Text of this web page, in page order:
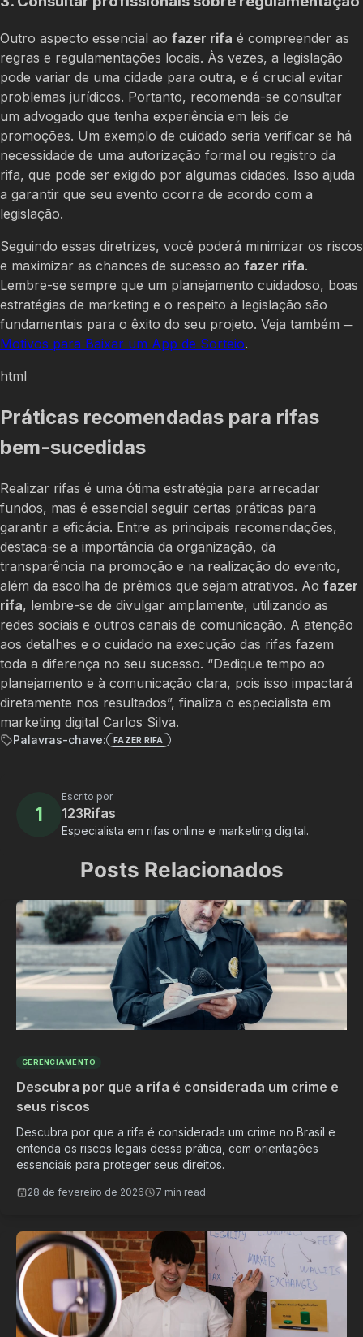
Outro aspecto essencial ao fazer rifa é compreender as
regras e regulamentações locais. Às vezes, a legislação
pode variar de uma cidade para outra, e é crucial evitar
problemas jurídicos. Portanto, recomenda-se consultar
um advogado que tenha experiência em leis de
promoções. Um exemplo de cuidado seria verificar se há
necessidade de uma autorização formal ou registro da
rifa, que pode ser exigido por algumas cidades. Isso ajuda
a garantir que seu evento ocorra de acordo com a
legislação.
Seguindo essas diretrizes, você poderá minimizar os riscos
e maximizar as chances de sucesso ao fazer rifa.
Lembre-se sempre que um planejamento cuidadoso, boas
estratégias de marketing e o respeito à legislação são
fundamentais para o êxito do seu projeto. Veja também ─
Motivos para Baixar um App de Sorteio.
html
Práticas recomendadas para rifas
bem-sucedidas
Realizar rifas é uma ótima estratégia para arrecadar
fundos, mas é essencial seguir certas práticas para
garantir a eficácia. Entre as principais recomendações,
destaca-se a importância da organização, da
transparência na promoção e na realização do evento,
além da escolha de prêmios que sejam atrativos. Ao fazer
rifa, lembre-se de divulgar amplamente, utilizando as
redes sociais e outros canais de comunicação. A atenção
aos detalhes e o cuidado na execução das rifas fazem
toda a diferença no seu sucesso. “Dedique tempo ao
planejamento e à comunicação clara, pois isso impactará
diretamente nos resultados”, finaliza o especialista em
marketing digital Carlos Silva.
Palavras-chave: FAZER RIFA
1
Escrito por
123Rifas
Especialista em rifas online e marketing digital.
Posts Relacionados
GERENCIAMENTO
Descubra por que a rifa é considerada um crime e
seus riscos
Descubra por que a rifa é considerada um crime no Brasil e
entenda os riscos legais dessa prática, com orientações
essenciais para proteger seus direitos.
28 de fevereiro de 2026 7 min read